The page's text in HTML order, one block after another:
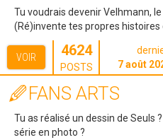
Tu voudrais devenir Velhmann,
(Ré)invente tes propres histoires
VOIR 4624
POSTS
7 août
FANS ARTS
Tu as réalisé un dessin de Seuls
série en photo ?